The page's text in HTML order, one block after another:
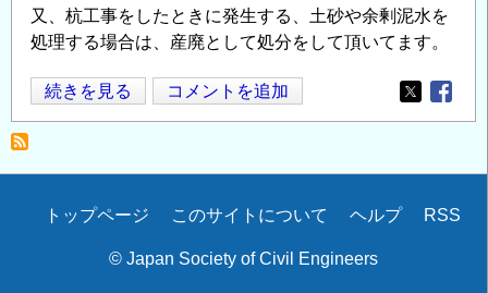
又、杭工事をしたときに発生する、土砂や余剰泥水を
処理する場合は、産廃として処分をして頂いてます。
杭
の
き
き
続きを見る コメントを追加
Opens in
Secondary
トップページ このサイトについて ヘルプ RSS
© Japan Society of Civil Engineers